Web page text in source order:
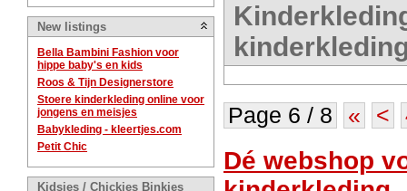
New listings
Bella Bambini Fashion voor
hippe baby's en kids
Roos & Tijn Designerstore
Stoere kinderkleding online voor
jongens en meisjes
Babykleding - kleertjes.com
Petit Chic
Kidsies / Chickies Binkies
Page 6 / 8 « <
Dé webshop